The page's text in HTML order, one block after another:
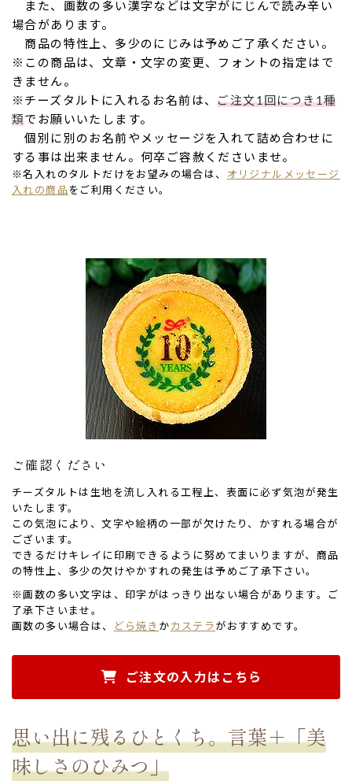
また、画数の多い漢字などは文字がにじんで読み辛い
場合があります。
商品の特性上、多少のにじみは予めご了承ください。
※この商品は、文章・文字の変更、フォントの指定はで
きません。
※チーズタルトに入れるお名前は、ご注文1回につき1種
類でお願いいたします。
個別に別のお名前やメッセージを入れて詰め合わせに
する事は出来ません。何卒ご容赦くださいませ。
※名入れのタルトだけをお望みの場合は、
オリジナルメッセージ
入れの商品をご利用ください。
ご確認ください
チーズタルトは生地を流し入れる工程上、表面に必ず気泡が発生
いたします。
この気泡により、文字や絵柄の一部が欠けたり、かすれる場合が
ございます。
できるだけキレイに印刷できるように努めてまいりますが、商品
の特性上、多少の欠けやかすれの発生は予めご了承下さい。
※画数の多い文字は、印字がはっきり出ない場合があります。ご
了承下さいませ。
画数の多い場合は、
どら焼き か カステラ がおすすめです。
ご注文の入力はこちら
思い出に残るひとくち。言葉＋「美
味しさのひみつ」